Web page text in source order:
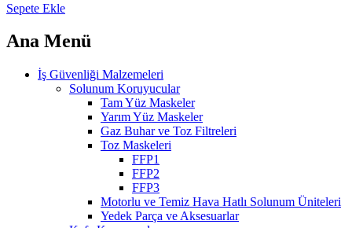
Sepete Ekle
Ana Menü
İş Güvenliği Malzemeleri
Solunum Koruyucular
Tam Yüz Maskeler
Yarım Yüz Maskeler
Gaz Buhar ve Toz Filtreleri
Toz Maskeleri
FFP1
FFP2
FFP3
Motorlu ve Temiz Hava Hatlı Solunum Üniteleri
Yedek Parça ve Aksesuarlar